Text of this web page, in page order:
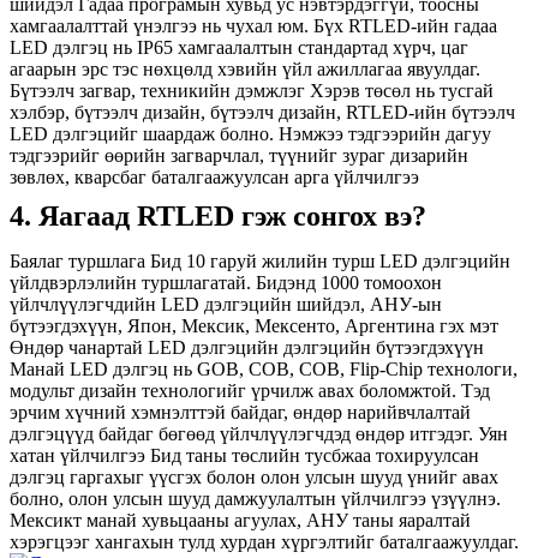
шийдэл
Гадаа програмын хувьд ус нэвтэрдэггүй, тоосны
хамгаалалттай үнэлгээ нь чухал юм. Бүх RTLED-ийн гадаа
LED дэлгэц нь IP65 хамгаалалтын стандартад хүрч, цаг
агаарын эрс тэс нөхцөлд хэвийн үйл ажиллагаа явуулдаг.
Бүтээлч загвар, техникийн дэмжлэг Хэрэв төсөл нь тусгай
хэлбэр, бүтээлч дизайн, бүтээлч дизайн, RTLED-ийн бүтээлч
LED дэлгэцийг шаардаж болно. Нэмжээ тэдгээрийн дагуу
тэдгээрийг өөрийн загварчлал, түүнийг зураг дизарийн
зөвлөх, кварсбаг баталгаажуулсан арга үйлчилгээ
4. Яагаад RTLED гэж сонгох вэ?
Баялаг туршлага Бид 10 гаруй жилийн турш LED дэлгэцийн
үйлдвэрлэлийн туршлагатай. Бидэнд 1000 томоохон
үйлчлүүлэгчдийн LED дэлгэцийн шийдэл, АНУ-ын
бүтээгдэхүүн, Япон, Мексик, Мексенто, Аргентина гэх мэт
Өндөр чанартай LED дэлгэцийн дэлгэцийн бүтээгдэхүүн
Манай LED дэлгэц нь GOB, COB, COB, Flip-Chip технологи,
модульт дизайн технологийг үрчилж авах боломжтой. Тэд
эрчим хүчний хэмнэлттэй байдаг, өндөр нарийвчлалтай
дэлгэцүүд байдаг бөгөөд үйлчлүүлэгчдэд өндөр итгэдэг. Уян
хатан үйлчилгээ Бид таны төслийн тусбжаа тохируулсан
дэлгэц гаргахыг үүсгэх болон олон улсын шууд үнийг авах
болно, олон улсын шууд дамжуулалтын үйлчилгээ үзүүлнэ.
Мексикт манай хувьцааны агуулах, АНУ таны яаралтай
хэрэгцээг хангахын тулд хурдан хүргэлтийг баталгаажуулдаг.